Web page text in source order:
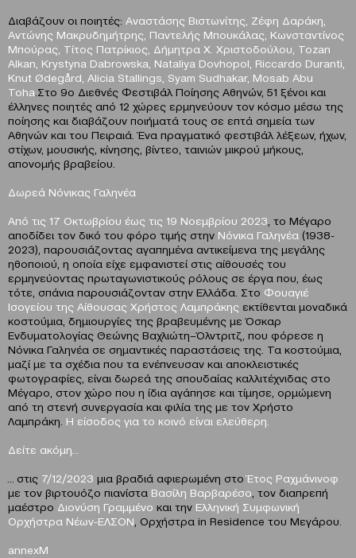
Διαβάζουν οι ποιητές: Αναστάσης Βιστωνίτης, Ζέφη Δαράκη,
Αντώνης Μακρυδημήτρης, Παντελής Μπουκάλας, Κωνσταντίνος
Μπούρας, Τίτος Πατρίκιος, Δήμητρα Χ. Χριστοδούλου, Tozan
Alkan, Krystyna Dabrowska, Nataliya Dovhopol, Riccardo Duranti,
Knut Ødegård, Alicia Stallings, Syam Sudhakar, Mosab Abu
Toha .Στο 9ο Διεθνές Φεστιβάλ Ποίησης Αθηνών, 51 ξένοι και
έλληνες ποιητές από 12 χώρες ερμηνεύουν τον κόσμο μέσω της
ποίησης και διαβάζουν ποιήματά τους σε επτά σημεία των
Αθηνών και του Πειραιά. Ένα πραγματικό φεστιβάλ λέξεων, ήχων,
στίχων, μουσικής, κίνησης, βίντεο, ταινιών μικρού μήκους,
απονομής βραβείου.
Δωρεά Νόνικας Γαληνέα
Από τις 17 Οκτωβρίου έως τις 19 Νοεμβρίου 2023 , το Μέγαρο
αποδίδει τον δικό του φόρο τιμής στην Νόνικα Γαληνέα (1938-
2023), παρουσιάζοντας αγαπημένα αντικείμενα της μεγάλης
ηθοποιού, η οποία είχε εμφανιστεί στις αίθουσές του
ερμηνεύοντας πρωταγωνιστικούς ρόλους σε έργα που, έως
τότε, σπάνια παρουσιάζονταν στην Ελλάδα. Στο Φουαγιέ
Ισογείου της Αίθουσας Χρήστος Λαμπράκης εκτίθενται μοναδικά
κοστούμια, δημιουργίες της βραβευμένης με Όσκαρ
Ενδυματολογίας Θεώνης Βαχλιώτη–Όλντριτζ, που φόρεσε η
Νόνικα Γαληνέα σε σημαντικές παραστάσεις της. Τα κοστούμια,
μαζί με τα σχέδια που τα ενέπνευσαν και αποκλειστικές
φωτογραφίες, είναι δωρεά της σπουδαίας καλλιτέχνιδας στο
Μέγαρο, στον χώρο που η ίδια αγάπησε και τίμησε, ορμώμενη
από τη στενή συνεργασία και φιλία της με τον Χρήστο
Λαμπράκη. Η είσοδος για το κοινό είναι ελεύθερη.
Δείτε ακόμη…
… στις 7/12/2023 μια βραδιά αφιερωμένη στοΈτος Ραχμάνινοφ
με τον βιρτουόζο πιανίστα Βασίλη Βαρβαρέσο , τον διαπρεπή
μαέστρο Διονύση Γραμμένο και την Ελληνική Συμφωνική
Ορχήστρα Νέων-ΕΛΣΟΝ , Ορχήστρα in Residence του Μεγάρου.
annexM